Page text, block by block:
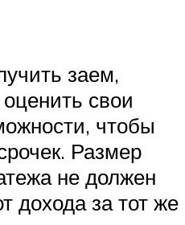
заем,
свои
чтобы
Размер
не должен
дохода за тот же